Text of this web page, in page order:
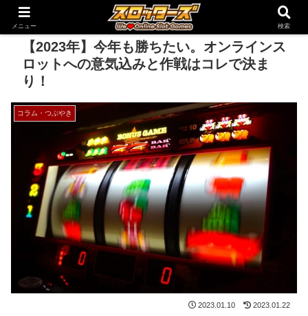
【2023年】今年も勝ちたい。オンラインス
ロットへの意気込みと作戦はコレで決ま
り！
コラム・つぶやき
2023.01.10 2023.01.22
メニュー 検索